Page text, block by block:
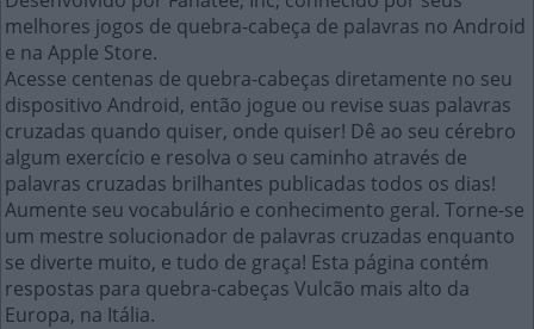
melhores jogos de quebra-cabeça de palavras no Android
e na Apple Store.
Acesse centenas de quebra-cabeças diretamente no seu
dispositivo Android, então jogue ou revise suas palavras
cruzadas quando quiser, onde quiser! Dê ao seu cérebro
algum exercício e resolva o seu caminho através de
palavras cruzadas brilhantes publicadas todos os dias!
Aumente seu vocabulário e conhecimento geral. Torne-se
um mestre solucionador de palavras cruzadas enquanto
se diverte muito, e tudo de graça! Esta página contém
respostas para quebra-cabeças Vulcão mais alto da
Europa, na Itália.